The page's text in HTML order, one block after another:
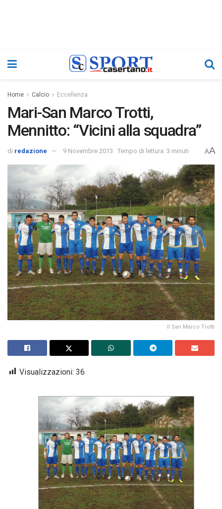
Home Calcio Eccellenza
Mari-San Marco Trotti,
Mennitto: “Vicini alla squadra”
di redazione 9 Novembre 2013 Tempo di lettura: 3 minuti AA
Il San Marco Trotti
Visualizzazioni: 36